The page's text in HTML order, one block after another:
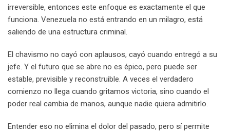
irreversible, entonces este enfoque es exactamente el que
funciona. Venezuela no está entrando en un milagro, está
saliendo de una estructura criminal.
El chavismo no cayó con aplausos, cayó cuando entregó a su
jefe. Y el futuro que se abre no es épico, pero puede ser
estable, previsible y reconstruible. A veces el verdadero
comienzo no llega cuando gritamos victoria, sino cuando el
poder real cambia de manos, aunque nadie quiera admitirlo.
Entender eso no elimina el dolor del pasado, pero sí permite